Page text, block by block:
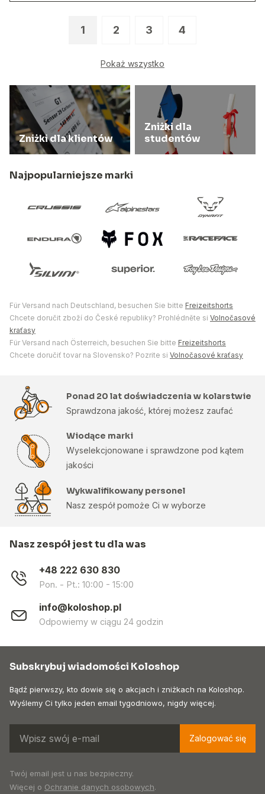
1 2 3 4
Pokaż wszystko
Zniżki dla klientów
Zniżki dla
studentów
Najpopularniejsze marki
Für Versand nach Deutschland, besuchen Sie bitte Freizeitshorts
Chcete doručit zboží do České republiky? Prohlédněte si Volnočasové
kraťasy
Für Versand nach Österreich, besuchen Sie bitte Freizeitshorts
Chcete doručiť tovar na Slovensko? Pozrite si Volnočasové kraťasy
Ponad 20 lat doświadczenia w kolarstwie
Sprawdzona jakość, której możesz zaufać
Wiodące marki
Wyselekcjonowane i sprawdzone pod kątem
jakości
Wykwalifikowany personel
Nasz zespół pomoże Ci w wyborze
Nasz zespół jest tu dla was
+48 222 630 830
Pon. - Pt.: 10:00 - 15:00
info@koloshop.pl
Odpowiemy w ciągu 24 godzin
Subskrybuj wiadomości Koloshop
Bądź pierwszy, kto dowie się o akcjach i zniżkach na Koloshop.
Wyślemy Ci tylko jeden email tygodniowo, nigdy więcej.
Zalogować się
Twój email jest u nas bezpieczny.
Więcej o Ochranie danych osobowych.